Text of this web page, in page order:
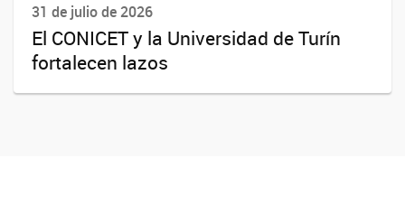
31 de julio de 2026
El CONICET y la Universidad de Turín
fortalecen lazos